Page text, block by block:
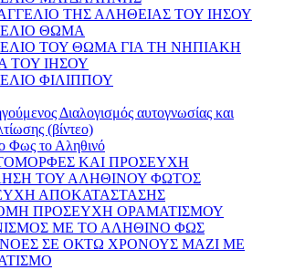
ΤΗΣ ΑΛΗΘΕΙΑΣ ΤΟΥ ΙΗΣΟΥ
ΘΩΜΑ
ΤΟΥ ΘΩΜΑ ΓΙΑ ΤΗ ΝΗΠΙΑΚΗ
ΤΟΥ ΙΗΣΟΥ
ΦΙΛΙΠΠΟΥ
Διαλογισμός αυτογνωσίας και
(βίντεο)
Φως το Αληθινό
ΚΑΙ ΠΡΟΣΕΥΧΗ
ΤΟΥ ΑΛΗΘΙΝΟΥ ΦΩΤΟΣ
ΑΠΟΚΑΤΑΣΤΑΣΗΣ
ΠΡΟΣΕΥΧΗ ΟΡΑΜΑΤΙΣΜΟΥ
ΜΕ ΤΟ ΑΛΗΘΙΝΟ ΦΩΣ
ΣΕ ΟΚΤΩ ΧΡΟΝΟΥΣ ΜΑΖΙ ΜΕ